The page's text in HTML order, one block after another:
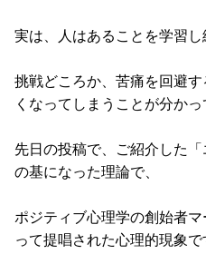
実は、人はあることを学習し
挑戦どころか、苦痛を回避
くなってしまうことが分かっ
先日の投稿で、ご紹介した「
の基になった理論で、
ポジティブ心理学の創始者
って提唱された心理的現象で